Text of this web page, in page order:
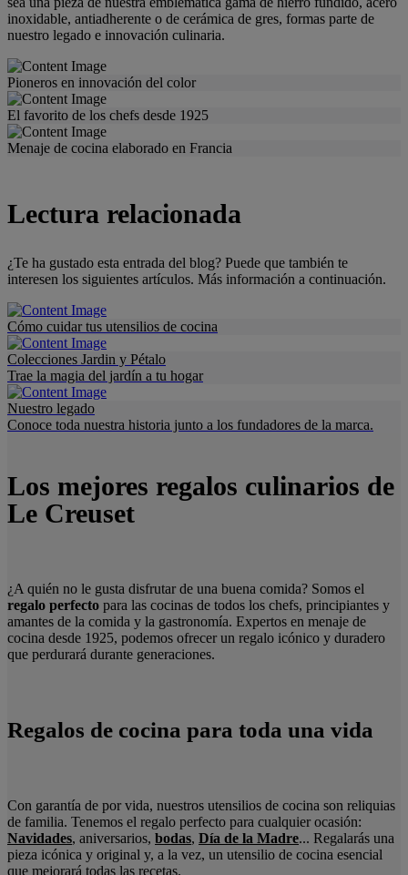
inoxidable, antiadherente o de cerámica de gres, formas parte de
nuestro legado e innovación culinaria.
Pioneros en innovación del color
El favorito de los chefs desde 1925
Menaje de cocina elaborado en Francia
Lectura relacionada
¿Te ha gustado esta entrada del blog? Puede que también te
interesen los siguientes artículos. Más información a continuación.
Cómo cuidar tus utensilios de cocina
Colecciones Jardin y Pétalo
Trae la magia del jardín a tu hogar
Nuestro legado
Conoce toda nuestra historia junto a los fundadores de la marca.
Los mejores regalos culinarios de
Le Creuset
¿A quién no le gusta disfrutar de una buena comida? Somos el
regalo perfecto para las cocinas de todos los chefs, principiantes y
amantes de la comida y la gastronomía. Expertos en menaje de
cocina desde 1925, podemos ofrecer un regalo icónico y duradero
que perdurará durante generaciones.
Regalos de cocina para toda una vida
Con garantía de por vida, nuestros utensilios de cocina son reliquias
de familia. Tenemos el regalo perfecto para cualquier ocasión:
Navidades, aniversarios, bodas, Día de la Madre... Regalarás una
pieza icónica y original y, a la vez, un utensilio de cocina esencial
que mejorará todas las recetas.